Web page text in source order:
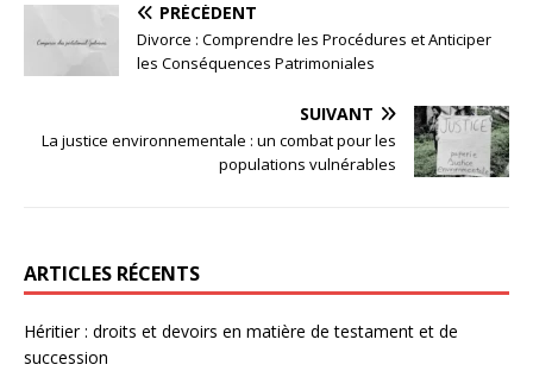
PRÉCÉDENT
Divorce : Comprendre les Procédures et Anticiper
les Conséquences Patrimoniales
SUIVANT
La justice environnementale : un combat pour les
populations vulnérables
ARTICLES RÉCENTS
Héritier : droits et devoirs en matière de testament et de
succession